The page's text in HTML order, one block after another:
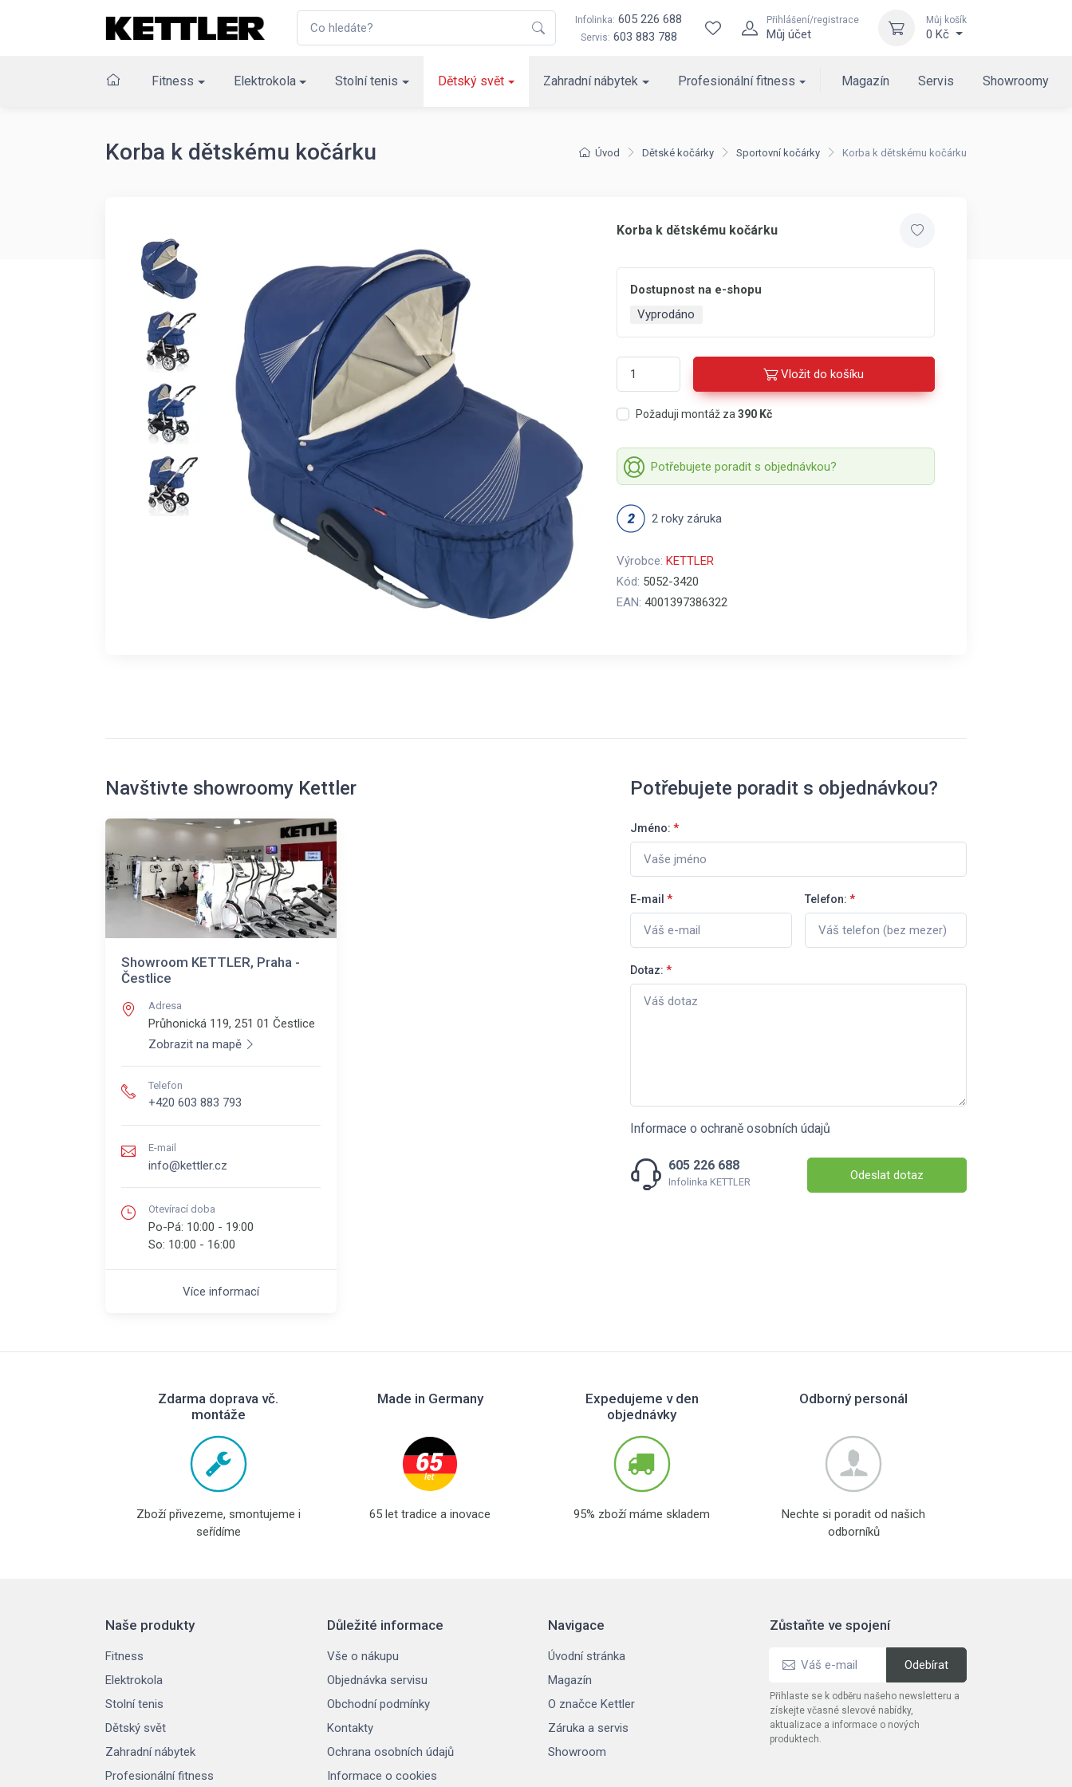
Infolinka: 605 226 688
Servis: 603 883 788
Přihlášení/registrace
Můj účet
Můj košík
0 Kč
Fitness Elektrokola Stolní tenis Dětský svět Zahradní nábytek Profesionální fitness Magazín Servis Showroomy
Úvod Dětské kočárky Sportovní kočárky Korba k dětskému kočárku
Korba k dětskému kočárku
Korba k dětskému kočárku
Dostupnost na e-shopu
Vyprodáno
Vložit do košíku
Požaduji montáž za 390 Kč
Potřebujete poradit s objednávkou?
2 roky záruka
Výrobce: KETTLER
Kód: 5052-3420
EAN: 4001397386322
Navštivte showroomy Kettler
Showroom KETTLER, Praha -
Čestlice
Adresa
Průhonická 119, 251 01 Čestlice
Zobrazit na mapě
Telefon
+420 603 883 793
E-mail
info@kettler.cz
Otevírací doba
Po-Pá: 10:00 - 19:00
So: 10:00 - 16:00
Více informací
Potřebujete poradit s objednávkou?
Jméno: *
E-mail * Telefon: *
Dotaz: *
Informace o ochraně osobních údajů
605 226 688
Infolinka KETTLER Odeslat dotaz
Zdarma doprava vč.
montáže
Zboží přivezeme, smontujeme i
seřídíme
Made in Germany
65 let tradice a inovace
Expedujeme v den
objednávky
95% zboží máme skladem
Odborný personál
Nechte si poradit od našich
odborníků
Naše produkty
Fitness
Elektrokola
Stolní tenis
Dětský svět
Zahradní nábytek
Profesionální fitness
Důležité informace
Vše o nákupu
Objednávka servisu
Obchodní podmínky
Kontakty
Ochrana osobních údajů
Informace o cookies
Navigace
Úvodní stránka
Magazín
O značce Kettler
Záruka a servis
Showroom
Zůstaňte ve spojení
Přihlaste se k odběru našeho newsletteru a
získejte včasné slevové nabídky,
aktualizace a informace o nových
produktech.